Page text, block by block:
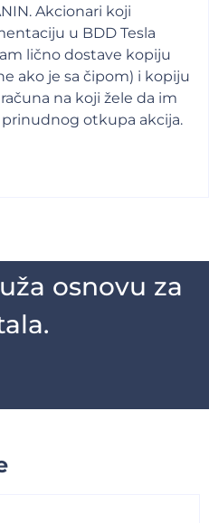
Akcionari koji
u BDD Tesla
lično dostave kopiju
ako je sa čipom) i kopiju
na koji žele da im
prinudnog otkupa akcija.
osnovu za